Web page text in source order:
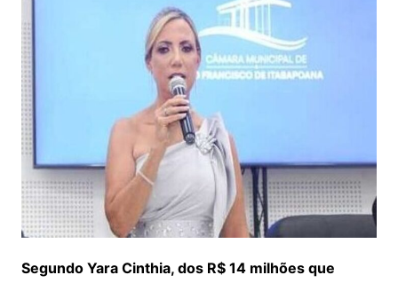
Segundo Yara Cinthia, dos R$ 14 milhões que